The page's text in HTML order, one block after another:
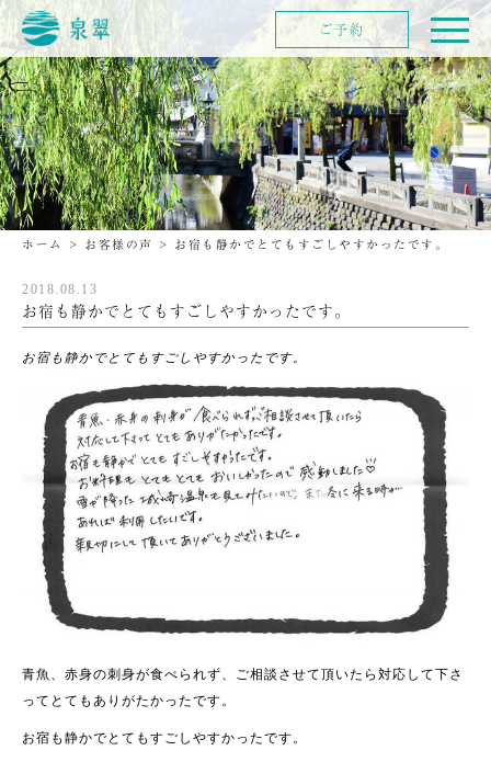
ホーム > お客様の声 > お宿も静かでとてもすごしやすかったです。
2018.08.13
お宿も静かでとてもすごしやすかったです。
お宿も静かでとてもすごしやすかったです。
青魚、赤身の刺身が食べられず、ご相談させて頂いたら対応して下さ
ってとてもありがたかったです。
お宿も静かでとてもすごしやすかったです。
ご予約